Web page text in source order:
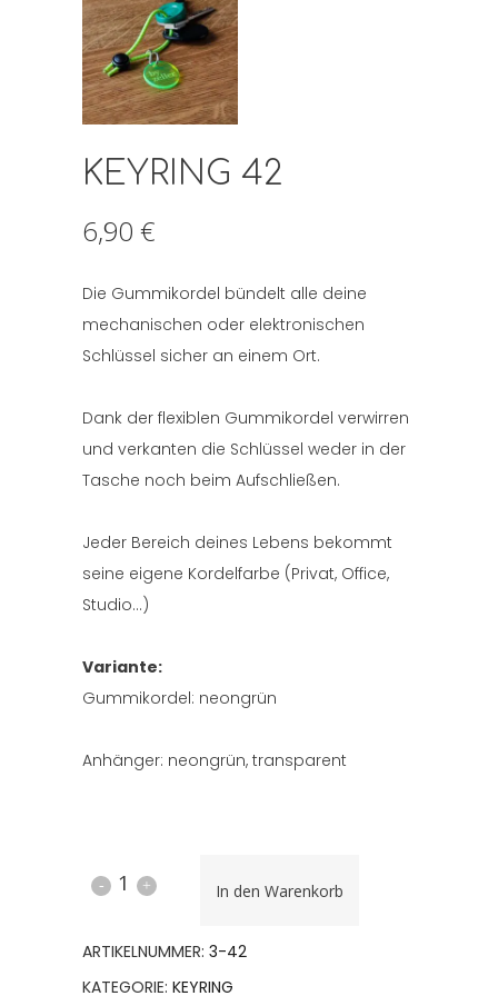
KEYRING 42
6,90 €
Die Gummikordel bündelt alle deine
mechanischen oder elektronischen
Schlüssel sicher an einem Ort.
Dank der flexiblen Gummikordel verwirren
und verkanten die Schlüssel weder in der
Tasche noch beim Aufschließen.
Jeder Bereich deines Lebens bekommt
seine eigene Kordelfarbe (Privat, Office,
Studio…)
Variante:
Gummikordel: neongrün
Anhänger: neongrün, transparent
KEYRING
In den Warenkorb
ARTIKELNUMMER: 3-42
KATEGORIE: KEYRING